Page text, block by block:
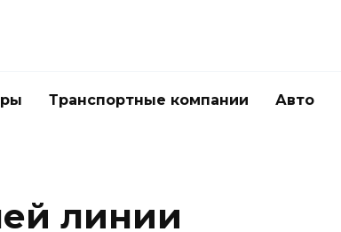
Транспортные компании Авто
линии